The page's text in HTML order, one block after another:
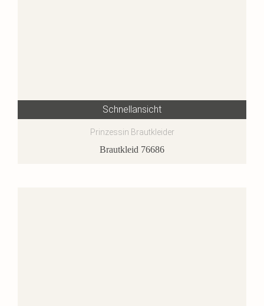
Schnellansicht
Prinzessin Brautkleider
Brautkleid 76686